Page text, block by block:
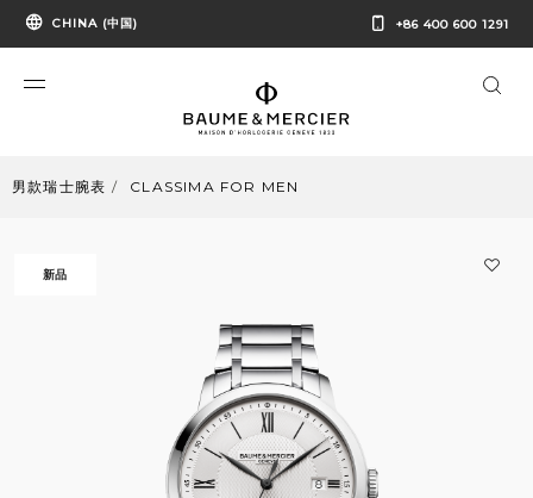
CHINA (中国) +86 400 600 1291
男款瑞士腕表 CLASSIMA FOR MEN
新品